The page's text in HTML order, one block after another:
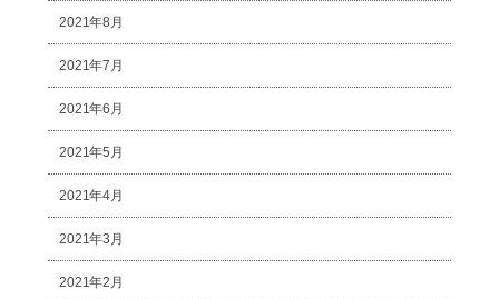
2021年8月
2021年7月
2021年6月
2021年5月
2021年4月
2021年3月
2021年2月